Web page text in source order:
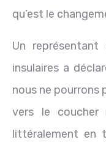
qu’est le
Un
insulaires a
nous ne pourrons
vers le coucher
littéralement en